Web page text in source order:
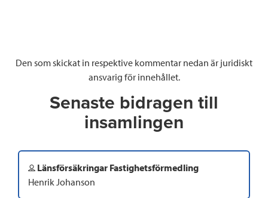
Den som skickat in respektive kommentar nedan är juridiskt
ansvarig för innehållet.
Senaste bidragen till
insamlingen
Länsförsäkringar Fastighetsförmedling
Henrik Johanson